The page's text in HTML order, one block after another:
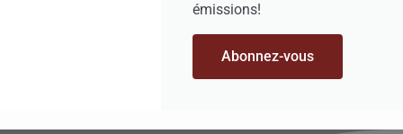
émissions!
Abonnez-vous